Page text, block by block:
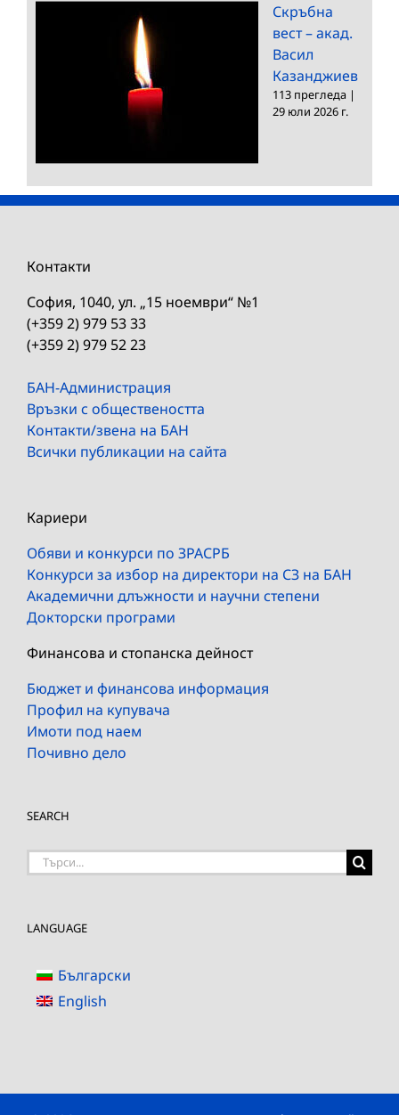
Скръбна
вест – акад.
Васил
Казанджиев
113 прегледа |
29 юли 2026 г.
Контакти
София, 1040, ул. „15 ноември“ №1
(+359 2) 979 53 33
(+359 2) 979 52 23
БАН-Администрация
Връзки с обществеността
Контакти/звена на БАН
Всички публикации на сайта
Кариери
Обяви и конкурси по ЗРАСРБ
Конкурси за избор на директори на СЗ на БАН
Академични длъжности и научни степени
Докторски програми
Финансова и стопанска дейност
Бюджет и финансова информация
Профил на купувача
Имоти под наем
Почивно дело
SEARCH
Търсене
LANGUAGE
Български
English